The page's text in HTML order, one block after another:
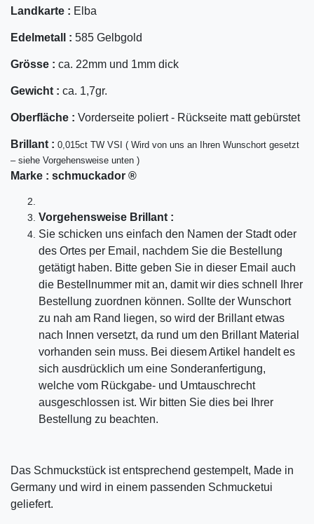
Landkarte : Elba
Edelmetall : 585 Gelbgold
Grösse : ca. 22mm und 1mm dick
Gewicht : ca. 1,7gr.
Oberfläche : Vorderseite poliert - Rückseite matt gebürstet
Bril lant : 0,015ct TW VSI ( Wird von uns an Ihren Wunschort gesetzt
– siehe Vorgehensweise unten )
Marke : schmuckador ®
Vorgehensweise Brillant :
Sie schicken uns einfach den Namen der Stadt oder
des Ortes per Email, nachdem Sie die Bestellung
getätigt haben. Bitte geben Sie in dieser Email auch
die Bestellnummer mit an, damit wir dies schnell Ihrer
Bestellung zuordnen können. Sollte der Wunschort
zu nah am Rand liegen, so wird der Brillant etwas
nach Innen versetzt, da rund um den Brillant Material
vorhanden sein muss. Bei diesem Artikel handelt es
sich ausdrücklich um eine Sonderanfertigung,
welche vom Rückgabe- und Umtauschrecht
ausgeschlossen ist. Wir bitten Sie dies bei Ihrer
Bestellung zu beachten.
Das Schmuckstück ist entsprechend gestempelt, Made in
Germany und wird in einem passenden Schmucketui
geliefert.